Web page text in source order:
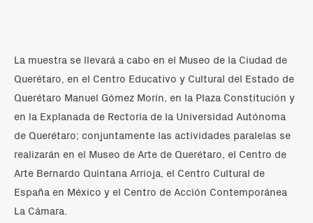
La muestra se llevará a cabo en el Museo de la Ciudad de
Querétaro, en el Centro Educativo y Cultural del Estado de
Querétaro Manuel Gómez Morín, en la Plaza Constitución y
en la Explanada de Rectoría de la Universidad Autónoma
de Querétaro; conjuntamente las actividades paralelas se
realizarán en el Museo de Arte de Querétaro, el Centro de
Arte Bernardo Quintana Arrioja, el Centro Cultural de
España en México y el Centro de Acción Contemporánea
La Cámara.